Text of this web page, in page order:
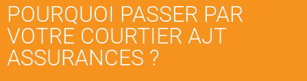
POURQUOI PASSER PAR
VOTRE COURTIER AJT
ASSURANCES ?